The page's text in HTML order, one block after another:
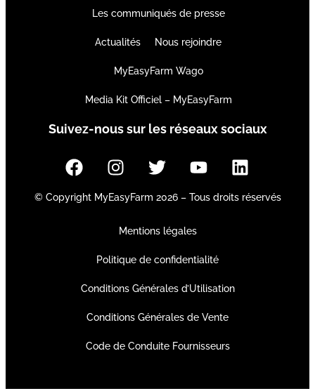
Les communiqués de presse
Actualités Nous rejoindre
MyEasyFarm Wago
Media Kit Officiel – MyEasyFarm
Suivez-nous sur les réseaux sociaux
© Copyright MyEasyFarm 2026 – Tous droits réservés
Mentions légales
Politique de confidentialité
Conditions Générales d’Utilisation
Conditions Générales de Vente
Code de Conduite Fournisseurs